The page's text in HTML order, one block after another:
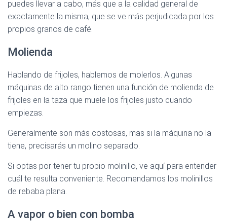
puedes llevar a cabo, más que a la calidad general de
exactamente la misma, que se ve más perjudicada por los
propios granos de café.
Molienda
Hablando de frijoles, hablemos de molerlos. Algunas
máquinas de alto rango tienen una función de molienda de
frijoles en la taza que muele los frijoles justo cuando
empiezas.
Generalmente son más costosas, mas si la máquina no la
tiene, precisarás un molino separado.
Si optas por tener tu propio molinillo, ve aquí para entender
cuál te resulta conveniente. Recomendamos los molinillos
de rebaba plana.
A vapor o bien con bomba